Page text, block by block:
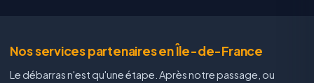
Nos services partenaires en Île-de-France
Le débarras n'est qu'une étape. Après notre passage, ou